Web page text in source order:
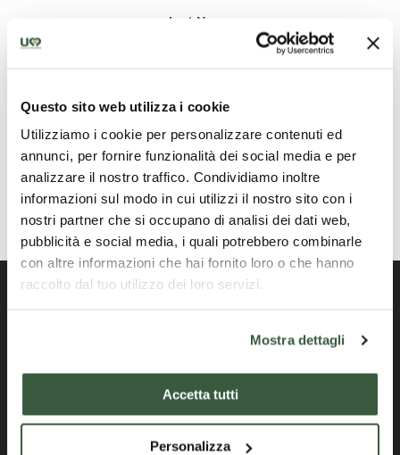
Questo sito web utilizza i cookie
Utilizziamo i cookie per personalizzare contenuti ed
annunci, per fornire funzionalità dei social media e per
analizzare il nostro traffico. Condividiamo inoltre
informazioni sul modo in cui utilizzi il nostro sito con i
nostri partner che si occupano di analisi dei dati web,
pubblicità e social media, i quali potrebbero combinarle
con altre informazioni che hai fornito loro o che hanno
raccolto dal tuo utilizzo dei loro servizi.
Mostra dettagli
Accetta tutti
Personalizza
Official Portal of the Umbria Region